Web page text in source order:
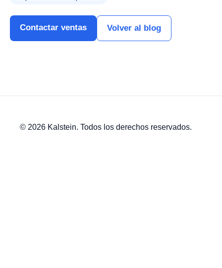
Contactar ventas Volver al blog
© 2026 Kalstein. Todos los derechos reservados.